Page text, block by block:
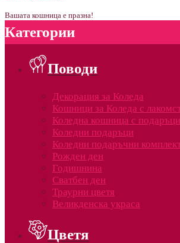
Вашата кошница е празна!
Категории
Поводи
Декорация за Коледа
Кошници за Коледа с
Коледна кошница с подаръци
Коледни подаръци
Коледни подаръчни
Рожден ден
Годишнина
Сватбен ден
Траурни цветя
Великденска украса
Цветя